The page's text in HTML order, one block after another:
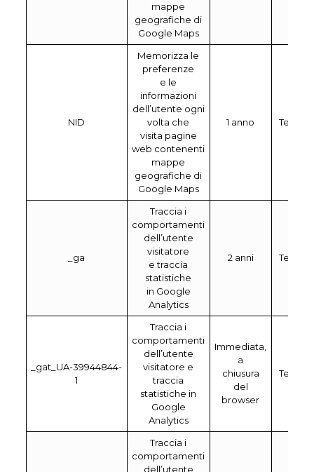
mappe
geografiche di
Google Maps
NID
Memorizza le
preferenze
e le
informazioni
dell’utente ogni
volta che
visita pagine
web contenenti
mappe
geografiche di
Google Maps
1 anno Terza
_ga
Traccia i
comportamenti
dell’utente
visitatore
e traccia
statistiche
in Google
Analytics
2 anni Terza
_gat_UA-39944844-
1
Traccia i
comportamenti
dell’utente
visitatore e
traccia
statistiche in
Google
Analytics
Immediata,
a
chiusura
del
browser
Terza
Traccia i
comportamenti
dell’utente